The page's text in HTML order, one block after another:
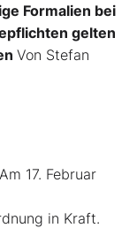
Formalien bei
gelten
Von Stefan
17. Februar
in Kraft.